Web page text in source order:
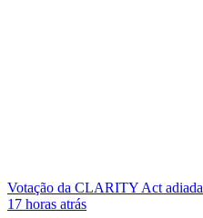
Votação da CLARITY Act
17 horas atrás